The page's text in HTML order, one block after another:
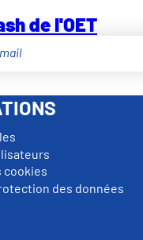
de l'OET
cookies
des données